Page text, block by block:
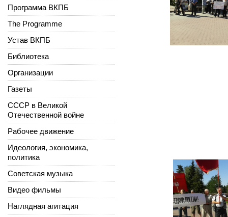
Программа ВКПБ
The Programme
Устав ВКПБ
Библиотека
Организации
Газеты
СССР в Великой
Отечественной войне
Рабочее движение
Идеология, экономика,
политика
Советская музыка
Видео фильмы
Наглядная агитация